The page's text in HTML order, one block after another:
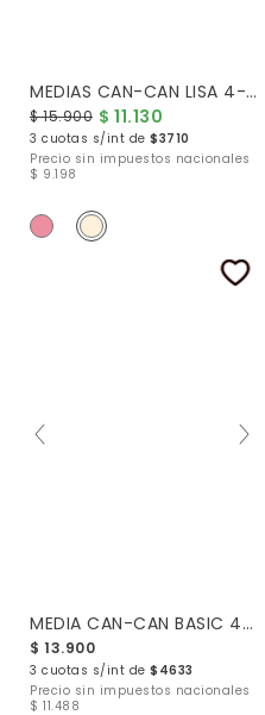
MEDIAS CAN-CAN LISA 4-10
$ 15.900 $ 11.130
3 cuotas s/int de $3710
Precio sin impuestos nacionales
$ 9.198
MEDIA CAN-CAN BASIC 4-10
$ 13.900
3 cuotas s/int de $4633
Precio sin impuestos nacionales
$ 11.488